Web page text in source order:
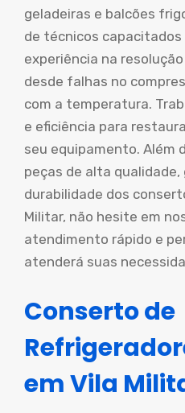
geladeiras e balcões
de técnicos
experiência na
desde falhas no
com a temperatura.
e eficiência para
seu equipamento. Além
peças de alta
durabilidade dos
Militar, não hesite em
atendimento rápido e
atenderá suas
Conserto de
em Vila